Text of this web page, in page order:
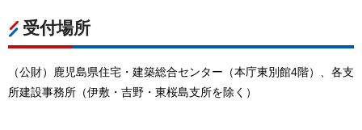
受付場所
（公財）鹿児島県住宅・建築総合センター（本庁東別館4階）、各支
所建設事務所（伊敷・吉野・東桜島支所を除く）